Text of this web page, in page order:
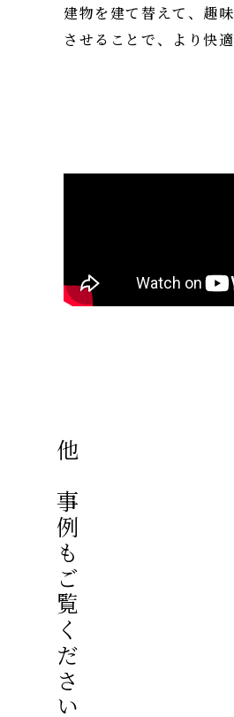
建物を建て替えて、趣
させることで、より快
他の事例もご覧ください。